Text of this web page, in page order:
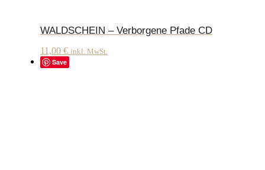
WALDSCHEIN – Verborgene Pfade CD
11,00 € inkl. MwSt.
Save